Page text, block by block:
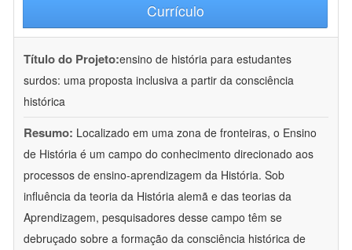
Currículo
Título do Projeto:ensino de história para estudantes
surdos: uma proposta inclusiva a partir da consciência
histórica
Resumo: Localizado em uma zona de fronteiras, o Ensino
de História é um campo do conhecimento direcionado aos
processos de ensino-aprendizagem da História. Sob
influência da teoria da História alemã e das teorias da
Aprendizagem, pesquisadores desse campo têm se
debruçado sobre a formação da consciência histórica de